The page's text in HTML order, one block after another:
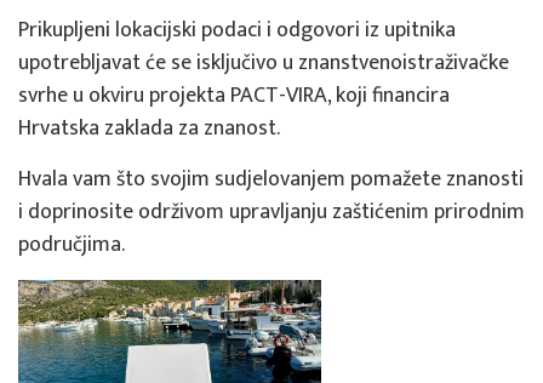
Prikupljeni lokacijski podaci i odgovori iz upitnika
upotrebljavat će se isključivo u znanstvenoistraživačke
svrhe u okviru projekta PACT-VIRA, koji financira
Hrvatska zaklada za znanost.
Hvala vam što svojim sudjelovanjem pomažete znanosti
i doprinosite održivom upravljanju zaštićenim prirodnim
područjima.